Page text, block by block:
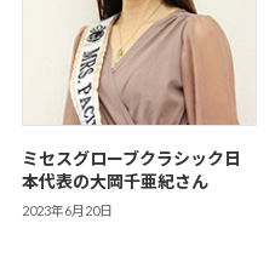
ミセスグローブクラシック日
本代表の大岡千亜紀さん
2023年6月20日